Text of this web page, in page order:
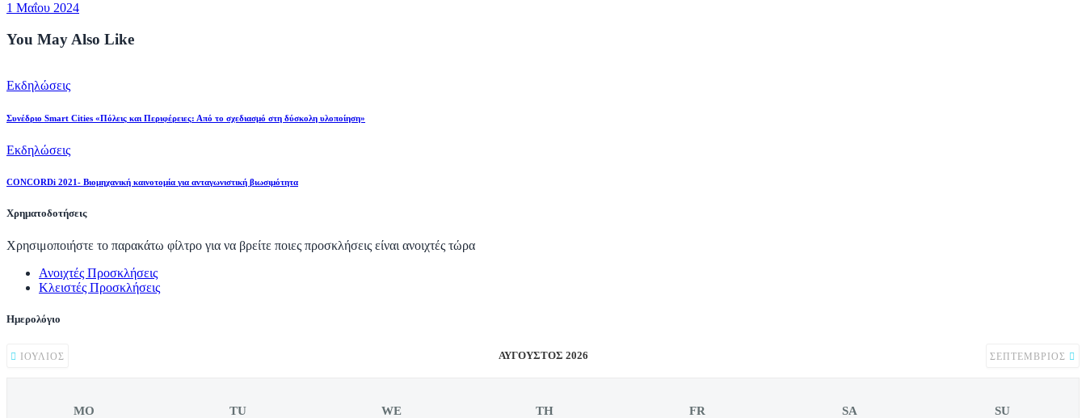
1 Μαΐου 2024
You May Also Like
Εκδηλώσεις
Συνέδριο Smart Cities «Πόλεις και Περιφέρειες: Από το σχεδιασμό στη δύσκολη υλοποίηση»
Εκδηλώσεις
CONCORDi 2021- Βιομηχανική καινοτομία για ανταγωνιστική βιωσιμότητα
Χρηματοδοτήσεις
Χρησιμοποιήστε το παρακάτω φίλτρο για να βρείτε ποιες προσκλήσεις είναι ανοιχτές τώρα
Ανοιχτές Προσκλήσεις
Κλειστές Προσκλήσεις
Ημερολόγιο
ΙΟΎΛΙΟΣ ΑΎΓΟΥΣΤΟΣ 2026 ΣΕΠΤΈΜΒΡΙΟΣ
MO TU WE TH FR SA SU